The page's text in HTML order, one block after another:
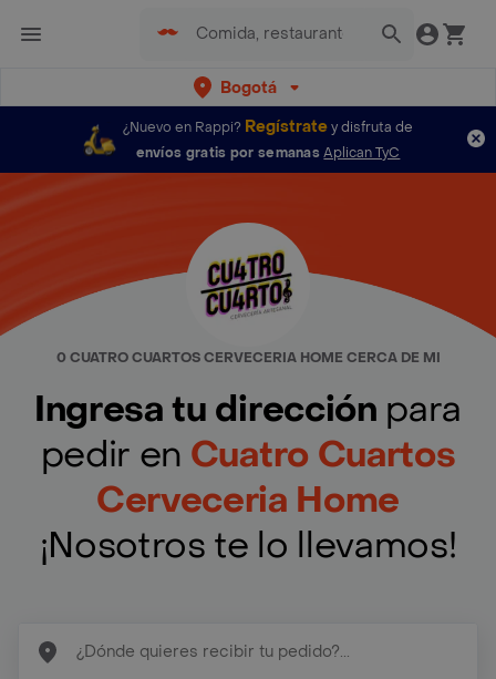
Bogotá
¿Nuevo en Rappi? Regístratey disfruta de
envíos gratis por semanas Aplican TyC
0 CUATRO CUARTOS CERVECERIA HOME CERCA DE MI
Ingresa tu dirección para
pedir en Cuatro Cuartos
Cerveceria Home
¡Nosotros te lo llevamos!